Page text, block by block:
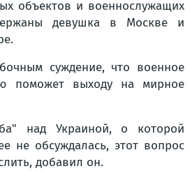
объектов и военнослужащих
девушка в Москве и
суждение, что военное
поможет выходу на мирное
над Украиной, о которой
не обсуждалась, этот вопрос
добавил он.